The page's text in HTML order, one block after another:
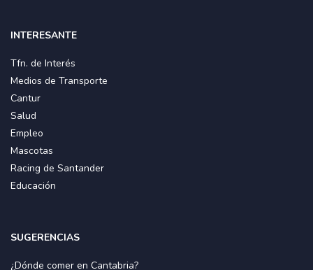
INTERESANTE
Tfn. de Interés
Medios de Transporte
Cantur
Salud
Empleo
Mascotas
Racing de Santander
Educación
SUGERENCIAS
¿Dónde comer en Cantabria?